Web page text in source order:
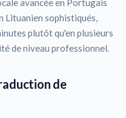
avancée en Portugais
Lituanien sophistiqués,
plutôt qu'en plusieurs
de niveau professionnel.
de